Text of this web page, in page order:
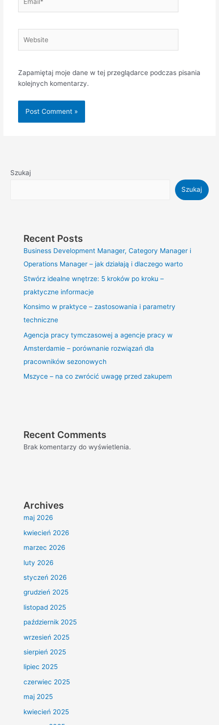
Zapamiętaj moje dane w tej przeglądarce podczas pisania
kolejnych komentarzy.
Szukaj
Szukaj
Recent Posts
Business Development Manager, Category Manager i
Operations Manager – jak działają i dlaczego warto
Stwórz idealne wnętrze: 5 kroków po kroku –
praktyczne informacje
Konsimo w praktyce – zastosowania i parametry
techniczne
Agencja pracy tymczasowej a agencje pracy w
Amsterdamie – porównanie rozwiązań dla
pracowników sezonowych
Mszyce – na co zwrócić uwagę przed zakupem
Recent Comments
Brak komentarzy do wyświetlenia.
Archives
maj 2026
kwiecień 2026
marzec 2026
luty 2026
styczeń 2026
grudzień 2025
listopad 2025
październik 2025
wrzesień 2025
sierpień 2025
lipiec 2025
czerwiec 2025
maj 2025
kwiecień 2025